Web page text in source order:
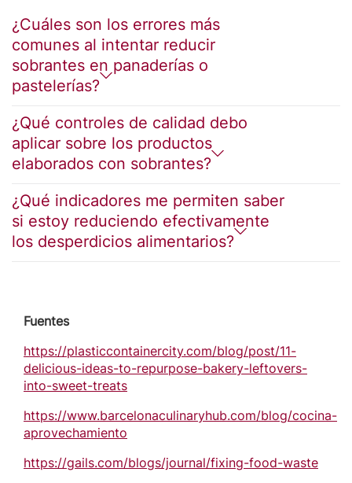
¿Cuáles son los errores más
comunes al intentar reducir
sobrantes en panaderías o
pastelerías?
¿Qué controles de calidad debo
aplicar sobre los productos
elaborados con sobrantes?
¿Qué indicadores me permiten saber
si estoy reduciendo efectivamente
los desperdicios alimentarios?
Fuentes
https://plasticcontainercity.com/blog/post/11-
delicious-ideas-to-repurpose-bakery-leftovers-
into-sweet-treats
https://www.barcelonaculinaryhub.com/blog/cocina-
aprovechamiento
https://gails.com/blogs/journal/fixing-food-waste